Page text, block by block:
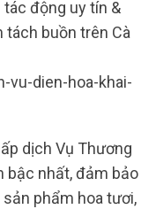
động uy tín &
tách buồn trên Cà
vu-dien-hoa-khai-
dịch Vụ Thương
bậc nhất, đảm bảo
phẩm hoa tươi,